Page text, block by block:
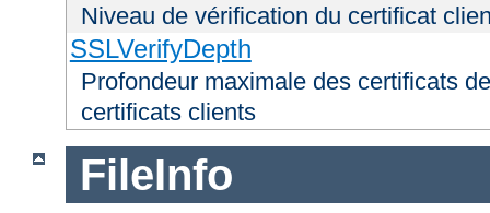
Niveau de vérification du certificat
SSLVerifyDepth
Profondeur maximale des certificats
certificats clients
FileInfo